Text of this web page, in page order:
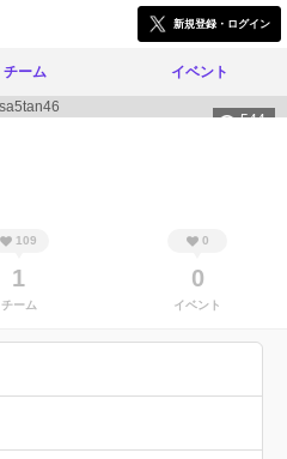
新規登録・ログイン
チーム イベント
544
109
1
チーム
0
0
イベント